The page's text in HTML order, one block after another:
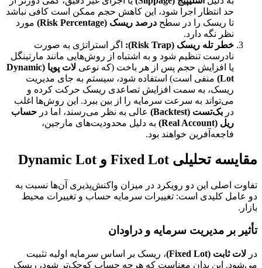
حد انتظار اجرا شود، این کاهش حجم ممکن است کافی نباشد
تا ریسک را در سطح درصد ریسک (Risk Percentage)
مورد
نظر نگه دارد.
خطر تله ریسک (Risk Trap):
اگر استراتژی به صورت
نادرست تنظیم شود و به اشتباه از روش‌هایی مانند مارتینگل
یا افزایش حجم پس از هر باخت (که نوعی
لات پویا (Dynamic
Lot) منفی است) استفاده شود، سیستم به جای مدیریت
ریسک، به سمت افزایش تصاعدی ریسک حرکت کرده و
می‌تواند به سرعت سرمایه را از بین ببرد. این روش‌ها اغلب
در بک‌تست (Backtest) عالی به نظر می‌رسند، اما در حساب
ریل (Real Account)
به دلیل محدودیت‌های مارجین،
فاجعه‌آفرین خواهند بود.
مقایسه تحلیلی Fixed Lot و Dynamic Lot
تفاوت اصلی این دو رویکرد در میزان واکنش‌پذیری آن‌ها نسبت به
دو عامل کلیدی است: تغییرات سرمایه حساب و تغییرات محیط
بازار.
تأثیر بر مدیریت سرمایه و دراودان
در لات ثابت (Fixed Lot)
، ریسک بر اساس سرمایه اولیه تثبیت
می‌شود. این بدان معناست که هرچه حساب کوچک‌تر شود، ریسک